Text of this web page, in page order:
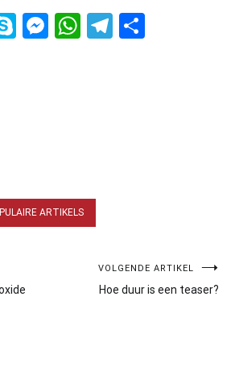
SkypeMessenger
WhatsApp
Telegram
ARTIKELS
VOLGENDE ARTIKEL
Hoe duur is een teaser?